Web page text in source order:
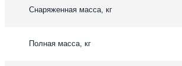
Снаряженная масса, кг
Полная масса, кг